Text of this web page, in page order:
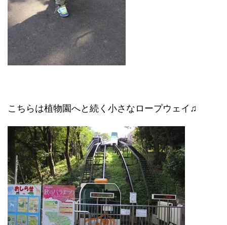
こちらは植物園へと続く小さなロープウェイ♫